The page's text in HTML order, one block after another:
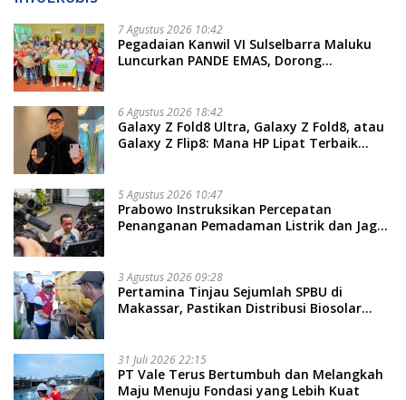
7 Agustus 2026 10:42
Pegadaian Kanwil VI Sulselbarra Maluku
Luncurkan PANDE EMAS, Dorong
6 Agustus 2026 18:42
Galaxy Z Fold8 Ultra, Galaxy Z Fold8, atau
Galaxy Z Flip8: Mana HP Lipat Terbaik
5 Agustus 2026 10:47
Prabowo Instruksikan Percepatan
Penanganan Pemadaman Listrik dan Jaga
3 Agustus 2026 09:28
Pertamina Tinjau Sejumlah SPBU di
Makassar, Pastikan Distribusi Biosolar
31 Juli 2026 22:15
PT Vale Terus Bertumbuh dan Melangkah
Maju Menuju Fondasi yang Lebih Kuat